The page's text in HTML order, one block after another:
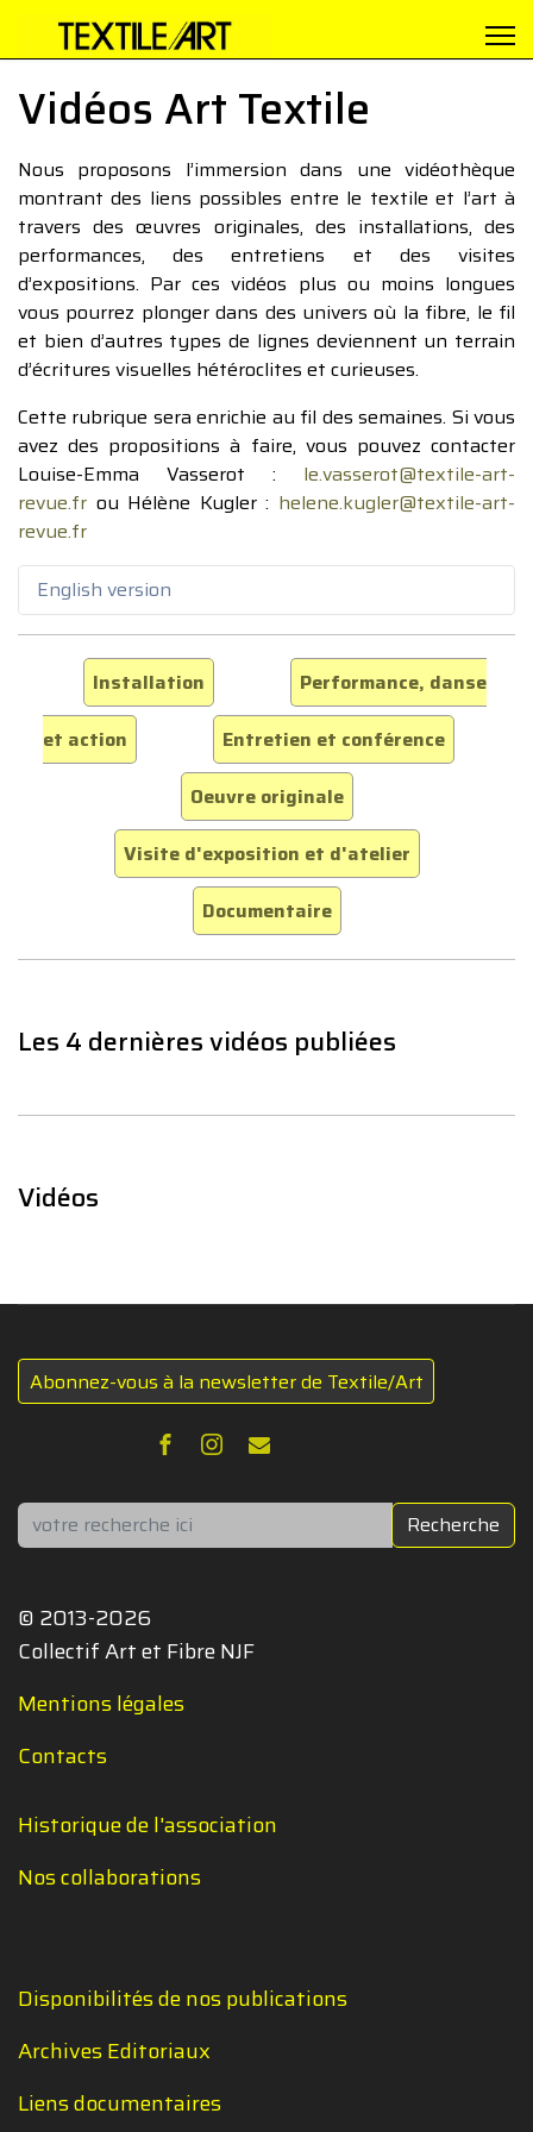
Vidéos Art Textile
Nous proposons l’immersion dans une vidéothèque
montrant des liens possibles entre le textile et l’art à
travers des œuvres originales, des installations, des
performances, des entretiens et des visites
d’expositions. Par ces vidéos plus ou moins longues
vous pourrez plonger dans des univers où la fibre, le fil
et bien d’autres types de lignes deviennent un terrain
d’écritures visuelles hétéroclites et curieuses.
Cette rubrique sera enrichie au fil des semaines. Si vous
avez des propositions à faire, vous pouvez contacter
Louise-Emma Vasserot : le.vasserot@textile-art-
revue.fr ou Hélène Kugler : helene.kugler@textile-art-
revue.fr
English version
Installation
Performance, danse
et action
Entretien et conférence
Oeuvre originale
Visite d'exposition et d'atelier
Documentaire
Les 4 dernières vidéos publiées
Vidéos
Abonnez-vous à la newsletter de Textile/Art
Rechercher Recherche
© 2013-2026
Collectif Art et Fibre NJF
Mentions légales
Contacts
Historique de l'association
Nos collaborations
Disponibilités de nos publications
Archives Editoriaux
Liens documentaires